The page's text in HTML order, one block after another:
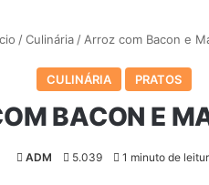
/ Culinária / Arroz com Bacon e
CULINÁRIA PRATOS
BACON E
ADM 5.039 1 minuto de